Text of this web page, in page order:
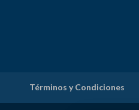
Términos y Condiciones